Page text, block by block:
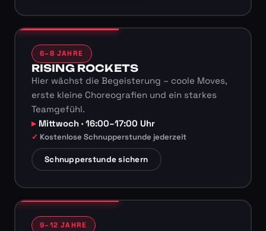
6–8 JAHRE
RISING ROCKETS
Hier wächst die Begeisterung – coole Moves,
erste kleine Choreografien und ein starkes
Teamgefühl.
Mittwoch · 16:00–17:00 Uhr
Kostenlose Schnupperstunde jederzeit
Schnupperstunde sichern
9–12 JAHRE